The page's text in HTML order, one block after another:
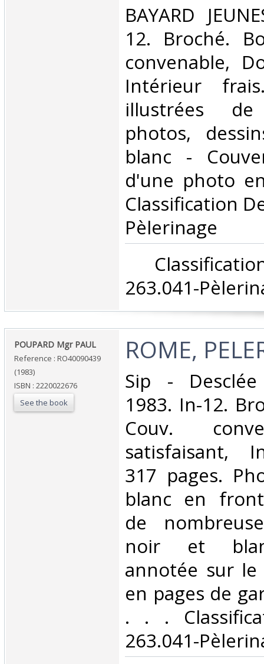
‎BAYARD
12. Broché.
convenable,
Intérieur
illustrées de
photos,
blanc -
d'une photo
Classification
Pèlerinage‎
263.041-
‎POUPARD Mgr PAUL‎
Reference : RO40090439
(1983)
ISBN : 2220022676
See the book
‎ROME,
‎Sip -
1983. In-12.
Couv.
satisfaisant,
317 pages.
blanc en
de
noir et
annotée sur le
en pages de
. . .
263.041-